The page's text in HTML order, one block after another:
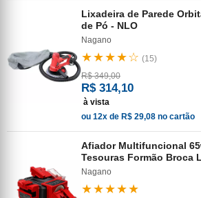
Lixadeira de Parede
de Pó - NLO
Nagano
★★★★☆ (15)
R$ 349,00
R$ 314,10
à vista
ou 12x de R$ 29,08 no cartão
Afiador Multifuncional
Tesouras Formão Broca
Nagano
★★★★★